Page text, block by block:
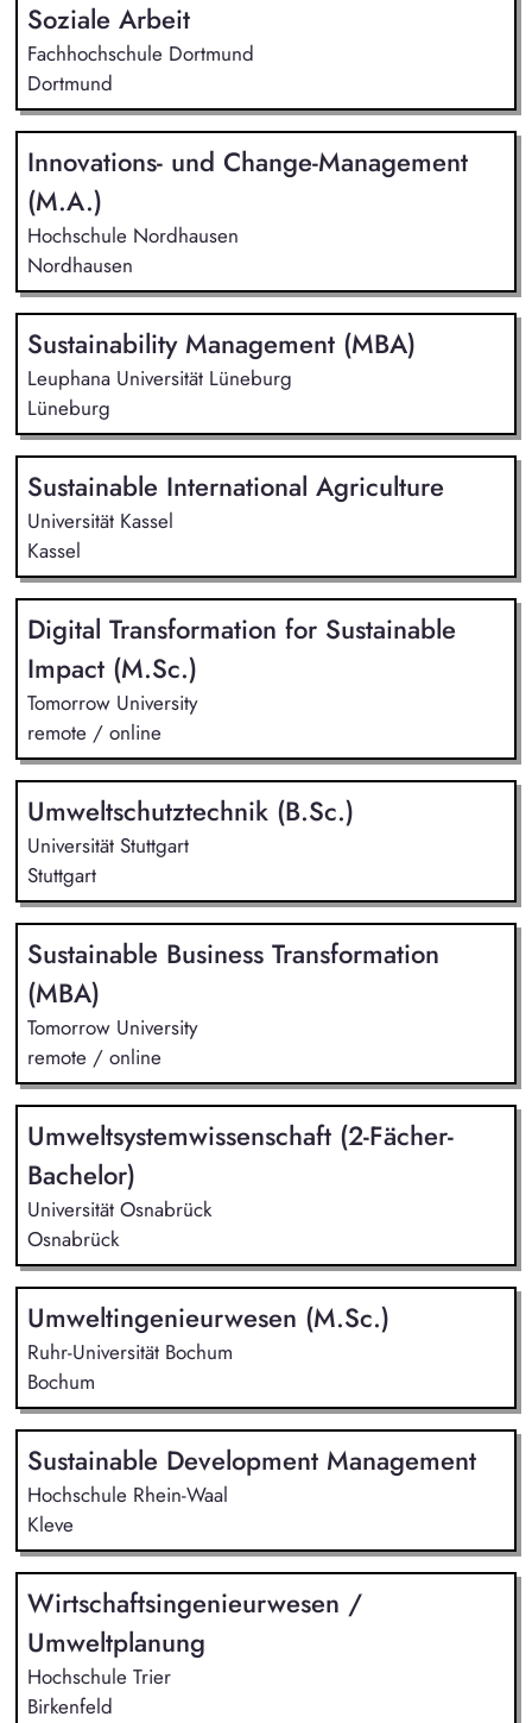
Soziale Arbeit
Fachhochschule Dortmund
Dortmund
Innovations- und Change-Management
(M.A.)
Hochschule Nordhausen
Nordhausen
Sustainability Management (MBA)
Leuphana Universität Lüneburg
Lüneburg
Sustainable International Agriculture
Universität Kassel
Kassel
Digital Transformation for Sustainable
Impact (M.Sc.)
Tomorrow University
remote / online
Umweltschutztechnik (B.Sc.)
Universität Stuttgart
Stuttgart
Sustainable Business Transformation
(MBA)
Tomorrow University
remote / online
Umweltsystemwissenschaft (2-Fächer-
Bachelor)
Universität Osnabrück
Osnabrück
Umweltingenieurwesen (M.Sc.)
Ruhr-Universität Bochum
Bochum
Sustainable Development Management
Hochschule Rhein-Waal
Kleve
Wirtschaftsingenieurwesen /
Umweltplanung
Hochschule Trier
Birkenfeld